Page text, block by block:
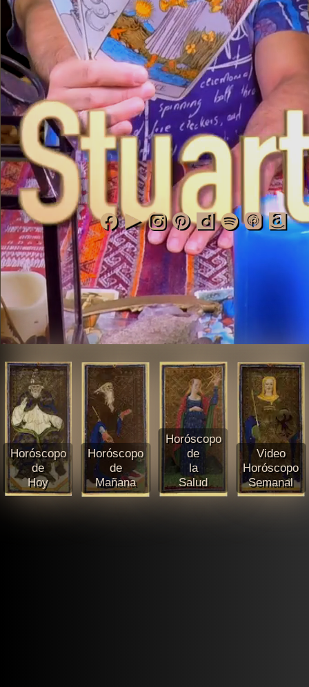
Horóscopo
de
Hoy
Horóscopo
de
Mañana
Horóscopo
de
la
Salud
Video
Horóscopo
Semanal